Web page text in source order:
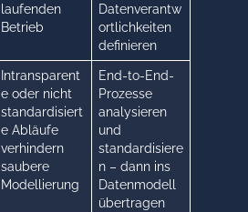
laufenden
Betrieb
Datenverantw
ortlichkeiten
definieren
Intransparent
e oder nicht
standardisiert
e Abläufe
verhindern
saubere
Modellierung
End-to-End-
Prozesse
analysieren
und
standardisiere
n – dann ins
Datenmodell
übertragen